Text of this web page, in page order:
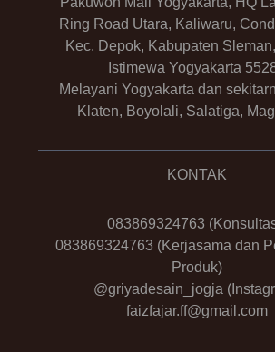
Ring Road Utara, Kaliwaru,
Kec. Depok, Kabupaten
Istimewa Yogyakarta
Melayani Yogyakarta dan
Klaten, Boyolali, Salatiga,
KONTAK
083869324763
083869324763 (Kerjasama dan
Produk)
@griyadesain_jogja
faizfajar.ff@gmail.com